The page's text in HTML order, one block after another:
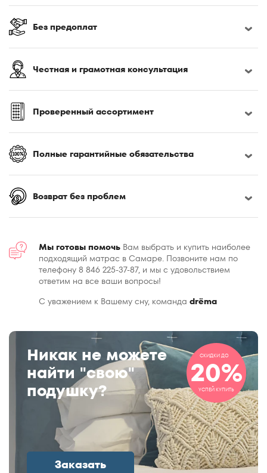
180x190
180x195
180x210
180x220
185x200
190x200
200x200
200x210
200x220
Без предоплат
Честная и грамотная консультация
Проверенный ассортимент
Полные гарантийные обязательства
Возврат без проблем
Мы готовы помочь Вам выбрать и купить наиболее
подходящий матрас в Самаре. Позвоните нам по
телефону 8 846 225-37-87, и мы с удовольствием
ответим на все ваши вопросы!
С уважением к Вашему сну, команда drёma
Никак не можете
найти "свою"
подушку?
Заказать
СКИДКИ ДО
20%
УСПЕЙ КУПИТЬ